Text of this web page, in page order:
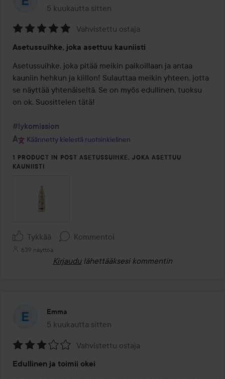
5 kuukautta sitten
Viesti luotiin 5 kuukautta sitten
5
/
5
Vahvistettu ostaja
Asetussuihke, joka asettuu kauniisti
Asetussuihke, joka pitää meikin paikoillaan ja antaa
kauniin hehkun ja kiillon! Sulauttaa meikin yhteen, jotta
se näyttää yhtenäiseltä. Se on myös edullinen, tuoksu
on ok. Suosittelen tätä!
#lykomission
Käännetty kielestä ruotsinkielinen
1 PRODUCT IN POST ASETUSSUIHKE, JOKA ASETTUU
KAUNIISTI
Tykkää Kommentoi
639 näyttöä
Kirjaudu lähettääksesi kommentin
Emma
5 kuukautta sitten
Viesti luotiin 5 kuukautta sitten
3
Vahvistettu ostaja
Edullinen ja toimii okei